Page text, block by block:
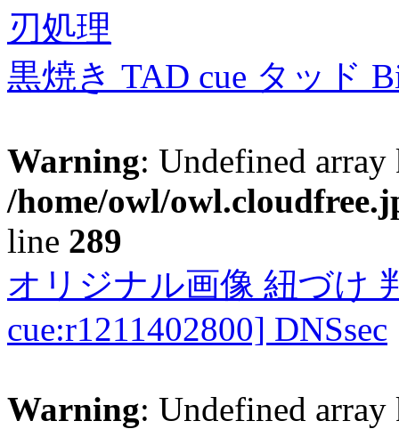
刃処理
黒焼き TAD cue タッド
Warning: Undefined
/home/owl/
line 289
オリジナル画像 紐づけ
cue:r1211402800] DNSsec
Warning: Undefined